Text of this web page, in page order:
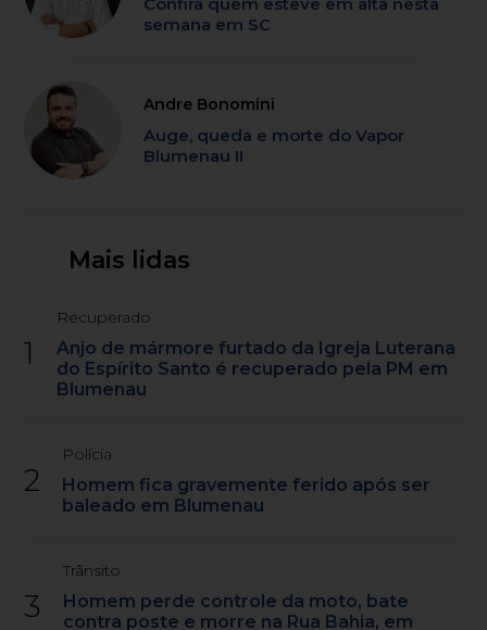
semana em SC
Andre Bonomini
Auge, queda e morte do Vapor
Blumenau II
Mais lidas
1
Recuperado
Anjo de mármore furtado da Igreja Luterana
do Espírito Santo é recuperado pela PM em
Blumenau
2
Polícia
Homem fica gravemente ferido após ser
baleado em Blumenau
3
Trânsito
Homem perde controle da moto, bate
contra poste e morre na Rua Bahia, em